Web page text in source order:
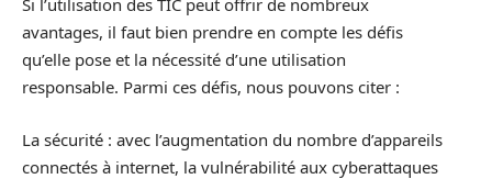
Si l’utilisation des TIC peut offrir de nombreux
avantages, il faut bien prendre en compte les défis
qu’elle pose et la nécessité d’une utilisation
responsable. Parmi ces défis, nous pouvons citer :
La sécurité : avec l’augmentation du nombre d’appareils
connectés à internet, la vulnérabilité aux cyberattaques